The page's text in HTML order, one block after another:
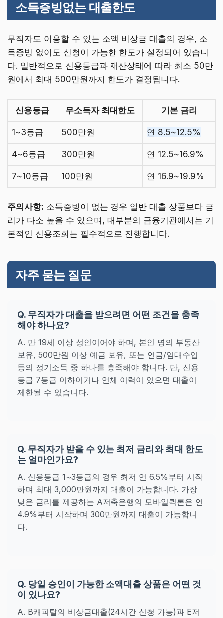
소득증빙없는 대출한도
무직자도 이용할 수 있는 소액 비상금 대출의 경우, 소
득증빙 없이도 신청이 가능한 한도가 설정되어 있습니
다. 일반적으로 신용등급과 재산상태에 따라 최소 50만
원에서 최대 500만원까지 한도가 결정됩니다.
신용등급 무소득자 최대한도 기본 금리
1~3등급 500만원 연 8.5~12.5%
4~6등급 300만원 연 12.5~16.9%
7~10등급 100만원 연 16.9~19.9%
주의사항: 소득증빙이 없는 경우 일반 대출 상품보다 금
리가 다소 높을 수 있으며, 대부분의 금융기관에서는 기
본적인 신용조회는 필수적으로 진행합니다.
자주 묻는 질문
Q. 무직자가 대출을 받으려면 어떤 조건을 충족
해야 하나요?
A. 만 19세 이상 성인이어야 하며, 본인 명의 부동산
보유, 500만원 이상 예금 보유, 또는 연금/임대수입
등의 정기소득 중 하나를 충족해야 합니다. 단, 신용
등급 7등급 이하이거나 연체 이력이 있으면 대출이
제한될 수 있습니다.
Q. 무직자가 받을 수 있는 최저 금리와 최대 한도
는 얼마인가요?
A. 신용등급 1~3등급의 경우 최저 연 6.5%부터 시작
하며 최대 3,000만원까지 대출이 가능합니다. 가장
낮은 금리를 제공하는 A저축은행의 모바일퀵론은 연
4.9%부터 시작하며 300만원까지 대출이 가능합니
다.
Q. 당일 승인이 가능한 소액대출 상품은 어떤 것
이 있나요?
A. B캐피탈의 비상금대출(24시간 신청 가능)과 E저